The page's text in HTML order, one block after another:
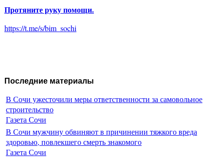
Протяните руку помощи.
https://t.me/s/bim_sochi
Последние материалы
В Сочи ужесточили меры ответственности за самовольное
строительство
Газета Сочи
В Сочи мужчину обвиняют в причинении тяжкого вреда
здоровью, повлекшего смерть знакомого
Газета Сочи